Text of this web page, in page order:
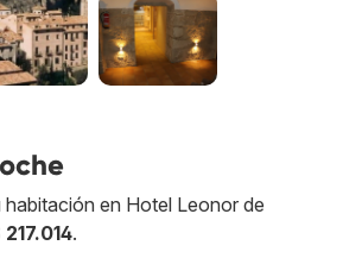
habitación en Hotel Leonor de
.